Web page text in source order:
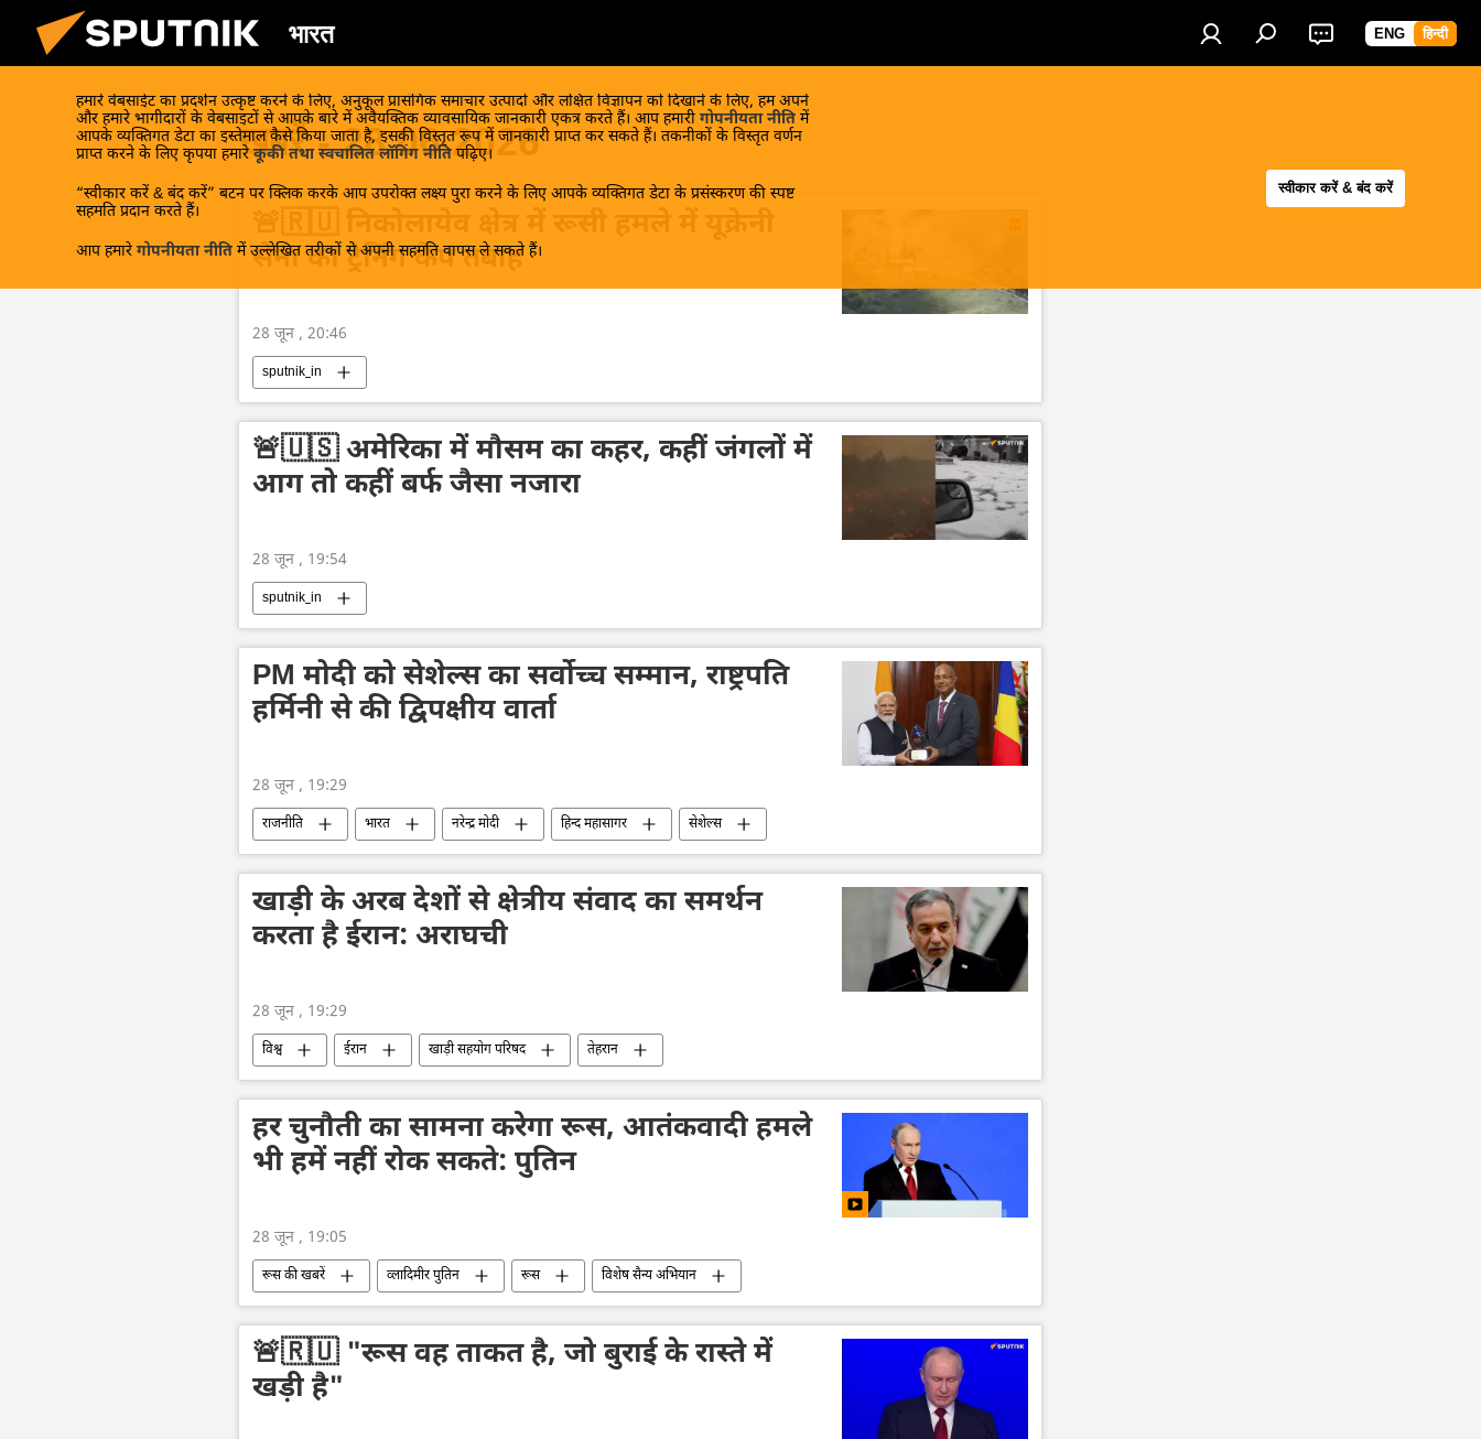
भारत ENG हिन्दी
हमारे वेबसाईट का प्रदर्शन उत्कृष्ट करने के लिए, अनुकूल प्रासंगिक समाचार उत्पादों और लक्षित विज्ञापन को दिखाने के लिए, हम अपने
और हमारे भागीदारों के वेबसाइटों से आपके बारे में अवैयक्तिक व्यावसायिक जानकारी एकत्र करते हैं। आप हमारी गोपनीयता नीति में
आपके व्यक्तिगत डेटा का इस्तेमाल कैसे किया जाता है, इसकी विस्तृत रूप में जानकारी प्राप्त कर सकते हैं। तकनीकों के विस्तृत वर्णन
प्राप्त करने के लिए कृपया हमारे कूकी तथा स्वचालित लॉगिंग नीति पढ़िए।
“स्वीकार करें & बंद करें” बटन पर क्लिक करके आप उपरोक्त लक्ष्य पुरा करने के लिए आपके व्यक्तिगत डेटा के प्रसंस्करण की स्पष्ट
सहमति प्रदान करते हैं।
आप हमारे गोपनीयता नीति में उल्लेखित तरीकों से अपनी सहमति वापस ले सकते हैं।
स्वीकार करें & बंद करें
खबरें - 28.06.2026
सेना का ट्रेनिंग कैंप तबाह
28 जून , 20:46
sputnik_in
🚨🇺🇸 अमेरिका में मौसम का कहर, कहीं जंगलों में
आग तो कहीं बर्फ जैसा नजारा
28 जून , 19:54
sputnik_in
PM मोदी को सेशेल्स का सर्वोच्च सम्मान, राष्ट्रपति
हर्मिनी से की द्विपक्षीय वार्ता
28 जून , 19:29
राजनीति भारत नरेन्द्र मोदी हिन्द महासागर सेशेल्स
खाड़ी के अरब देशों से क्षेत्रीय संवाद का समर्थन
करता है ईरान: अराघची
28 जून , 19:29
विश्व ईरान खाड़ी सहयोग परिषद तेहरान
हर चुनौती का सामना करेगा रूस, आतंकवादी हमले
भी हमें नहीं रोक सकते: पुतिन
28 जून , 19:05
रूस की खबरें व्लादिमीर पुतिन रूस विशेष सैन्य अभियान
🚨🇷🇺 "रूस वह ताकत है, जो बुराई के रास्ते में
खड़ी है"